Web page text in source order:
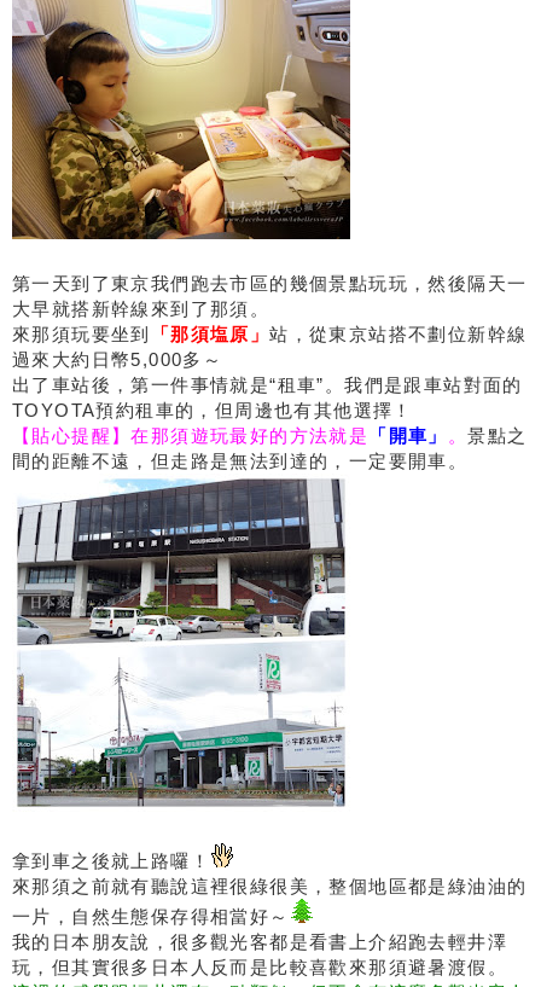
第一天到了東京我們跑去市區的幾個景點玩玩，然後隔天一
大早就搭新幹線來到了那須。
來那須玩要坐到
「那須塩原」站，從東京站搭不劃位新幹線
過來大約日幣5,000多～
出了車站後，第一件事情就是“租車”。我們是跟車站對面的
TOYOTA預約租車的，但周邊也有其他選擇！
【貼心提醒】在那須遊玩最好的方法就是
「開車」 。景點之
間的距離不遠，但走路是無法到達的，一定要開車。
拿到車之後就上路囉！
來那須之前就有聽說這裡很綠很美，整個地區都是綠油油的
一片，自然生態保存得相當好～
我的日本朋友說，很多觀光客都是看書上介紹跑去輕井澤
玩，但其實很多日本人反而是比較喜歡來那須避暑渡假。